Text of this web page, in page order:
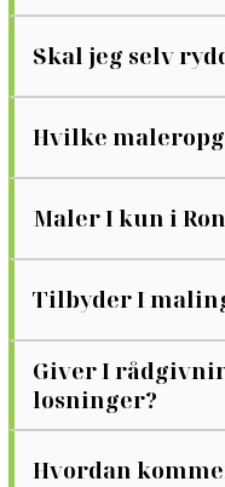
Skal jeg selv
Hvilke
Maler I kun i
Tilbyder I
Giver I
løsninger?
Hvordan